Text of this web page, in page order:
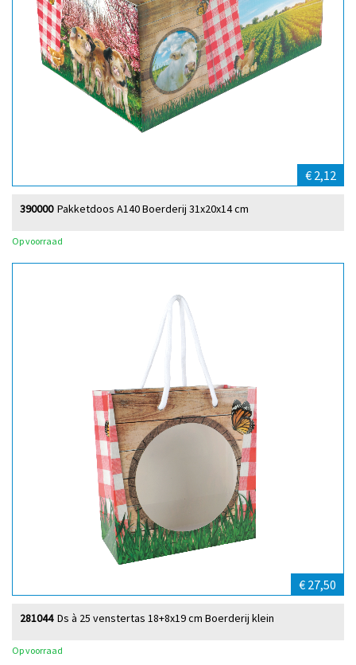
€ 2,12
Pakketdoos A140 Boerderij 31x20x14 cm
390000
Op voorraad
€ 27,50
Ds à 25 venstertas 18+8x19 cm Boerderij klein
281044
Op voorraad